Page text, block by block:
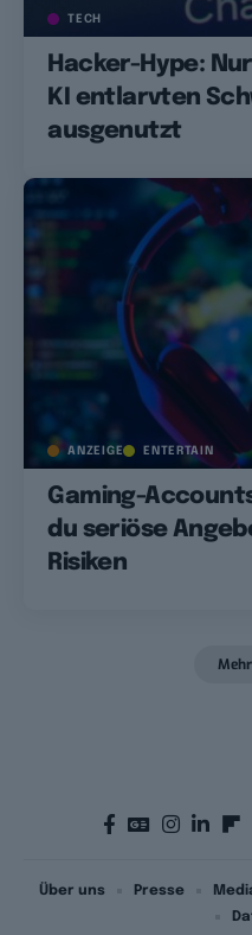
TECH
Hacker-Hype:
KI entlarvten
ausgenutzt
ANZEIGE ENTERTAIN
Gaming-
du seriöse
Risiken
Über uns Presse